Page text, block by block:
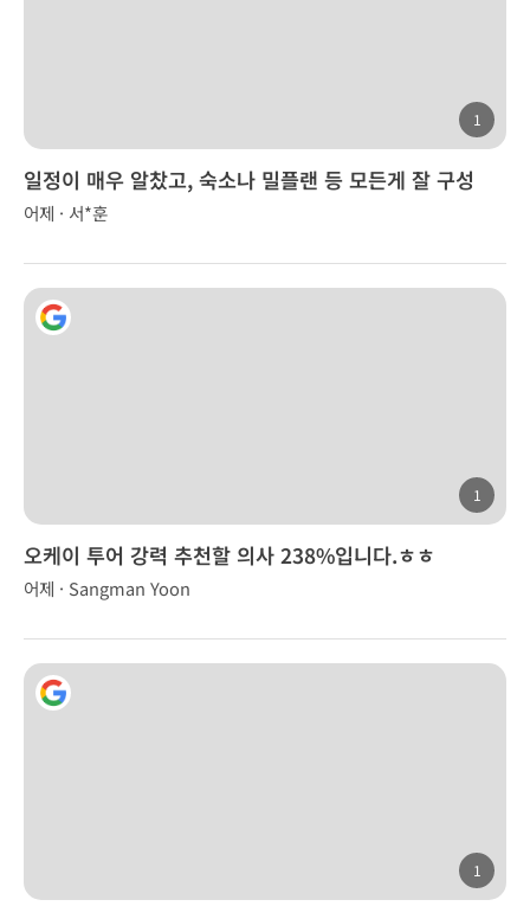
1
일정이 매우 알찼고, 숙소나 밀플랜 등 모든게 잘 구성
어제 · 서*훈
1
오케이 투어 강력 추천할 의사 238%입니다.ㅎㅎ
어제 · Sangman Yoon
1